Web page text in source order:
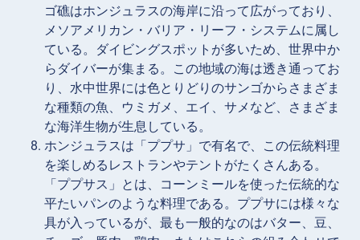
ゴ礁はホンジュラスの海岸に沿って広がっており、
メソアメリカン・バリア・リーフ・システムに属し
ている。ダイビングスポットが多いため、世界中か
らダイバーが集まる。この地域の海は透き通ってお
り、水中世界には色とりどりのサンゴからさまざま
な種類の魚、ウミガメ、エイ、サメなど、さまざま
な海洋生物が生息している。
ホンジュラスは「ププサ」で有名で、この伝統料理
を楽しめるレストランやテントがたくさんある。
「ププサス」とは、コーンミールを使った伝統的な
平たいパンのような料理である。ププサには様々な
具が入っているが、最も一般的なのはバター、豆、